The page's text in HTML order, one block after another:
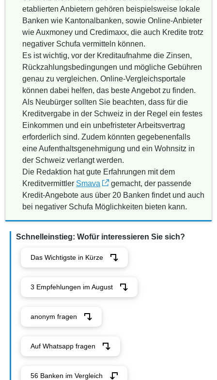
etablierten Anbietern gehören beispielsweise lokale
Banken wie Kantonalbanken, sowie Online-Anbieter
wie Auxmoney und Credimaxx, die auch Kredite trotz
negativer Schufa vermitteln können.
Es ist wichtig, vor der Kreditaufnahme die Zinsen,
Rückzahlungsbedingungen und mögliche Gebühren
genau zu vergleichen. Online-Vergleichsportale
können dabei helfen, das beste Angebot zu finden.
Als Neubürger sollten Sie beachten, dass für die
Kreditvergabe in der Schweiz in der Regel ein festes
Einkommen und ein unbefristeter Arbeitsvertrag
erforderlich sind. Zudem könnten gegebenenfalls
eine Aufenthaltsgenehmigung und ein Wohnsitz in
der Schweiz verlangt werden.
Die Redaktion hat gute Erfahrungen mit dem
Kreditvermittler Smava
gemacht, der passende
Kredit-Angebote aus über 20 Banken findet und auch
bei negativer Schufa Möglichkeiten bieten kann.
Schnelleinstieg: Wofür interessieren Sie sich?
Das Wichtigste in Kürze
3 Empfehlungen im August
anonym fragen
Auf Whatsapp fragen
56 Banken im Vergleich